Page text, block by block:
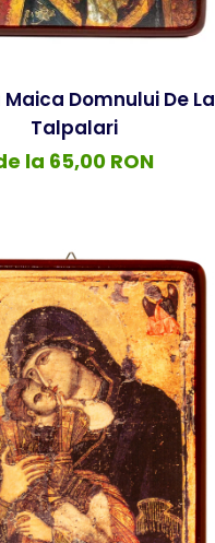
Domnului De La
Talpalari
la 65,00 RON